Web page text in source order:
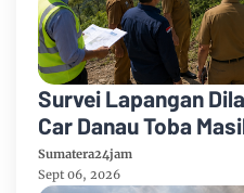
Survei Lapangan
Car Danau Toba
Pembebasan BPHTB
Sumatera24jam
Sept 06, 2026